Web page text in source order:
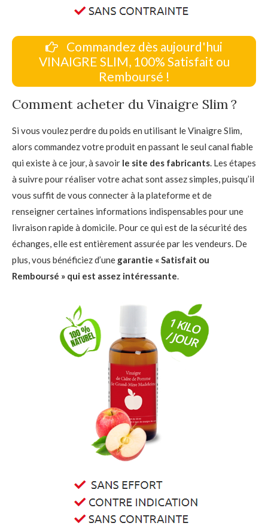
Commandez dès aujourd'hui
VINAIGRE SLIM, 100% Satisfait ou
Remboursé !
Comment acheter du Vinaigre Slim ?
Si vous voulez perdre du poids en utilisant le Vinaigre Slim,
alors commandez votre produit en passant le seul canal fiable
qui existe à ce jour, à savoir le site des fabricants. Les étapes
à suivre pour réaliser votre achat sont assez simples, puisqu’il
vous suffit de vous connecter à la plateforme et de
renseigner certaines informations indispensables pour une
livraison rapide à domicile. Pour ce qui est de la sécurité des
échanges, elle est entièrement assurée par les vendeurs. De
plus, vous bénéficiez d’une garantie « Satisfait ou
Remboursé » qui est assez intéressante.